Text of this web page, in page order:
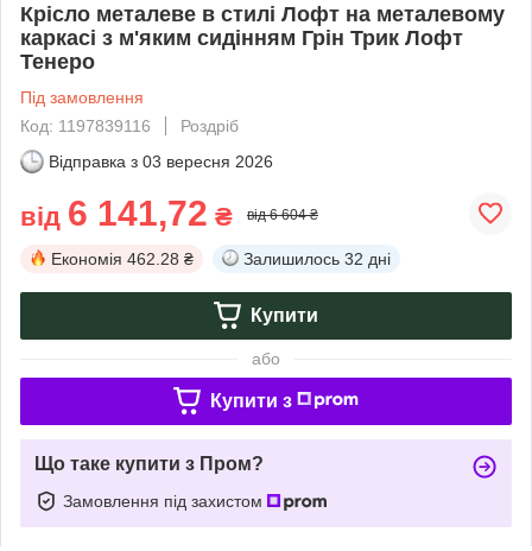
Крісло металеве в стилі Лофт на металевому
каркасі з м'яким сидінням Грін Трик Лофт
Тенеро
Під замовлення
Код: 1197839116
Роздріб
Відправка з 03 вересня 2026
від 6 141,72 ₴ від 6 604 ₴
Економія 462.28 ₴ Залишилось 32 дні
Купити
або
Купити з
Що таке купити з Пром?
Замовлення під захистом